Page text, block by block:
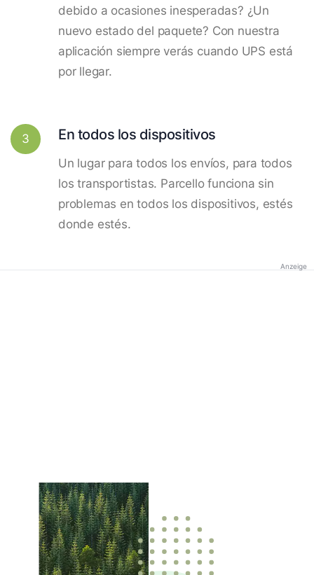
debido a ocasiones inesperadas? ¿Un
nuevo estado del paquete? Con nuestra
aplicación siempre verás cuando UPS está
por llegar.
3 En todos los dispositivos
Un lugar para todos los envíos, para todos
los transportistas. Parcello funciona sin
problemas en todos los dispositivos, estés
donde estés.
Anzeige